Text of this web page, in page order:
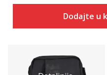
Dodajte u